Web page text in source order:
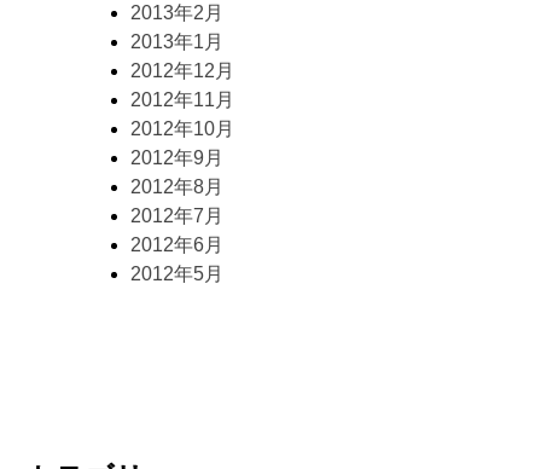
2013年2月
2013年1月
2012年12月
2012年11月
2012年10月
2012年9月
2012年8月
2012年7月
2012年6月
2012年5月